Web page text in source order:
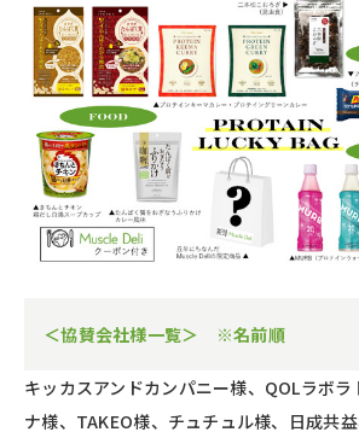
＜協賛会社様一覧＞ ※名前順
キッカスアンドカンパニー様、QOLラボラ
ナ様、TAKEO様、チュチュル様、日成共